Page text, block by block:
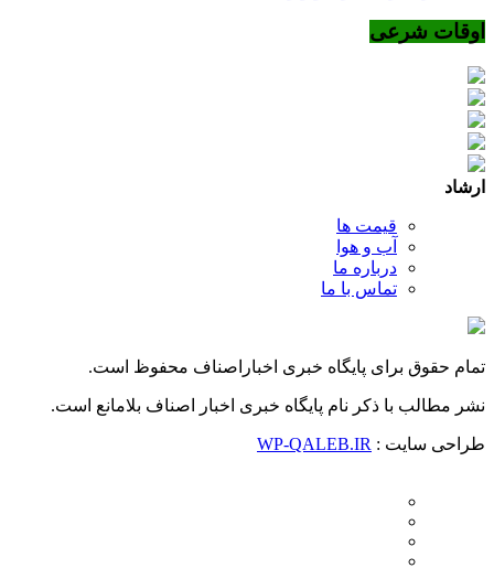
اوقات شرعی
ارشاد
قیمت ها
آب و هوا
درباره ما
تماس با ما
تمام حقوق برای پایگاه خبری اخباراصناف محفوظ است.
نشر مطالب با ذکر نام پایگاه خبری اخبار اصناف بلامانع است.
طراحی سایت : WP-QALEB.IR